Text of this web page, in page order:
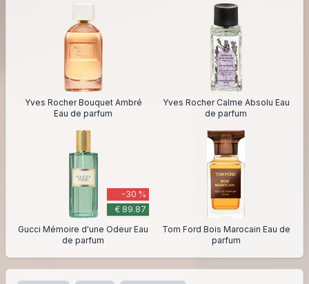
Yves Rocher Bouquet Ambré
Eau de parfum
Yves Rocher Calme Absolu Eau
de parfum
-30 %
€ 89.87
Gucci Mémoire d'une Odeur Eau
de parfum
Tom Ford Bois Marocain Eau de
parfum